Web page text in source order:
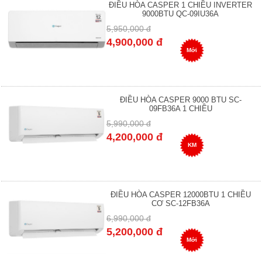
ĐIỀU HÒA CASPER 1 CHIỀU INVERTER
9000BTU QC-09IU36A
5,950,000 đ
4,900,000 đ
Mới
ĐIỀU HÒA CASPER 9000 BTU SC-
09FB36A 1 CHIỀU
5,990,000 đ
4,200,000 đ
KM
ĐIỀU HÒA CASPER 12000BTU 1 CHIỀU
CƠ SC-12FB36A
6,990,000 đ
5,200,000 đ
Mới